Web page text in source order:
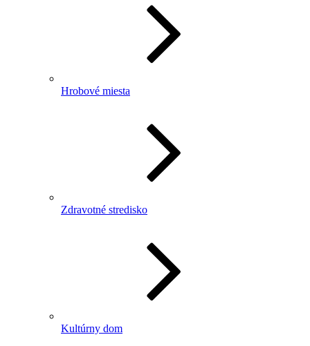
Hrobové miesta
Zdravotné stredisko
Kultúrny dom